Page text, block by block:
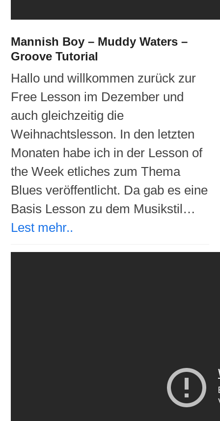
Mannish Boy – Muddy Waters –
Groove Tutorial
Hallo und willkommen zurück zur
Free Lesson im Dezember und
auch gleichzeitig die
Weihnachtslesson. In den letzten
Monaten habe ich in der Lesson of
the Week etliches zum Thema
Blues veröffentlicht. Da gab es eine
Basis Lesson zu dem Musikstil…
Lest mehr..